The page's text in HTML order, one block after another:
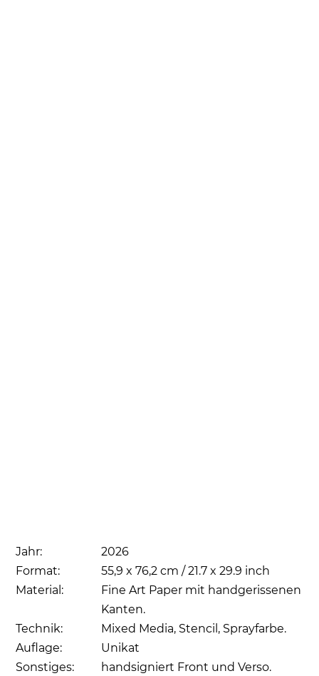
Jahr:
2026
Format:
55,9 x 76,2 cm / 21.7 x 29.9 inch
Material:
Fine Art Paper mit handgerissenen
Kanten.
Technik:
Mixed Media, Stencil, Sprayfarbe.
Auflage:
Unikat
Sonstiges:
handsigniert Front und Verso.